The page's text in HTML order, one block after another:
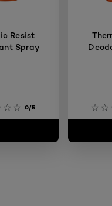
Resist
Spray
0/5